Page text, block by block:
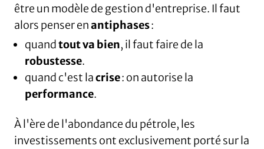
être un modèle de gestion d'entreprise. Il faut
alors penser enantiphases:
quandtout va bien, il faut faire de la
robustesse.
quand c'est lacrise: on autorise la
performance.
À l'ère de l'abondance du pétrole, les
investissements ont exclusivement porté sur la